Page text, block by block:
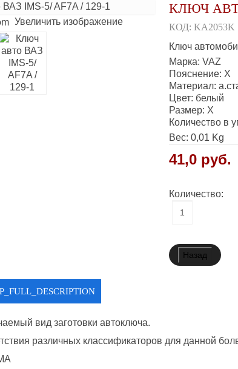
Увеличить изображение
КЛЮЧ
КОД: KA2053K
Ключ
Марка: VAZ
Пояснение: X
Материал:
Цвет: белый
Размер: X
Количество в
Вес: 0,01 Kg
41,0 руб.
Количество:
вид заготовки автоключа.
различных классификаторов для данной